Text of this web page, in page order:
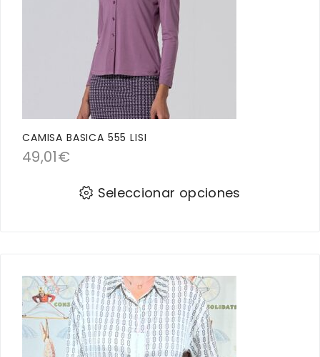
CAMISA BASICA 555 LISI
49,01€
Seleccionar opciones